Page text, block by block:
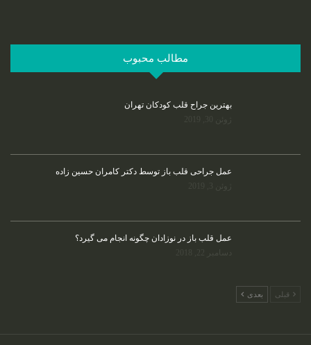
مطالب محبوب
بهترین جراح قلب کودکان تهران
عمل جراحی قلب باز توسط دکتر کامران حسین زاده
عمل قلب باز در نوزادان چگونه انجام می گیرد؟
قبلی بعدی